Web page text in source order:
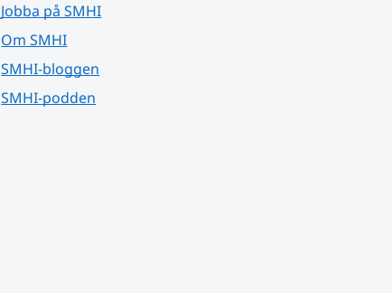
Jobba på SMHI
Om SMHI
SMHI-bloggen
SMHI-podden